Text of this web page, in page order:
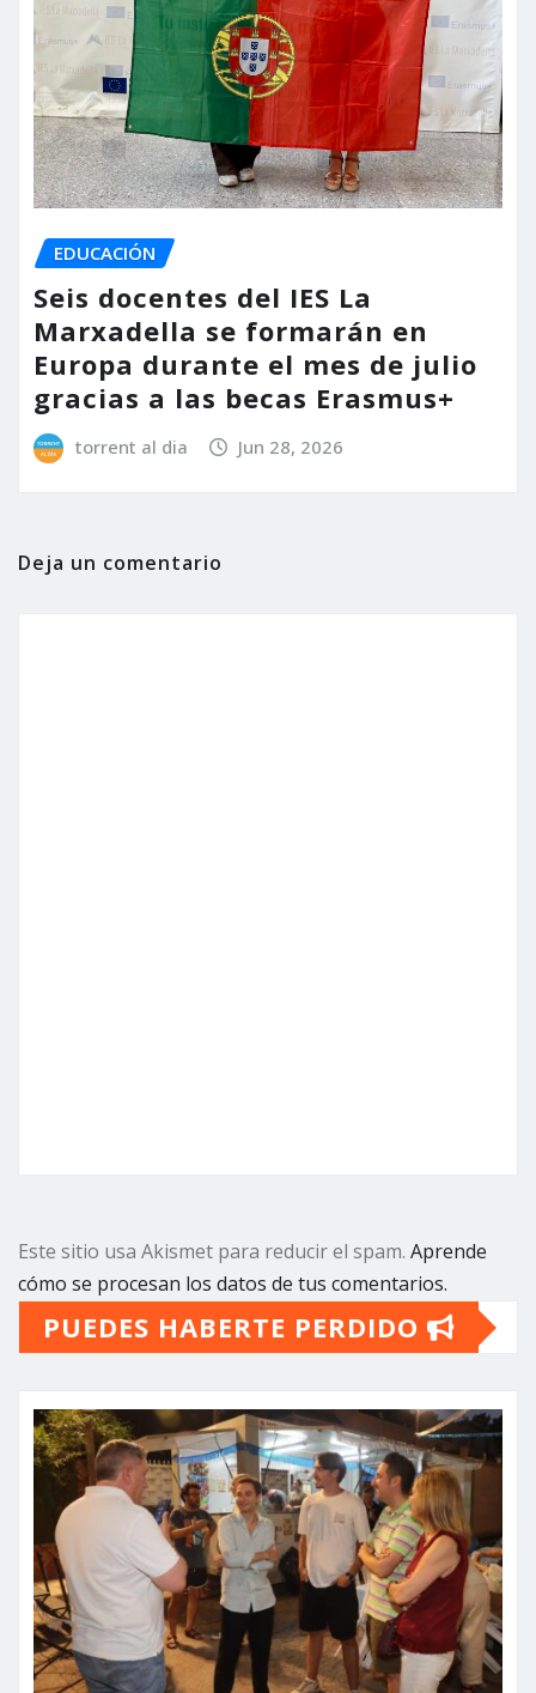
EDUCACIÓN
Seis docentes del IES La
Marxadella se formarán en
Europa durante el mes de julio
gracias a las becas Erasmus+
torrent al dia Jun 28, 2026
Deja un comentario
Este sitio usa Akismet para reducir el spam. Aprende
cómo se procesan los datos de tus comentarios.
PUEDES HABERTE PERDIDO